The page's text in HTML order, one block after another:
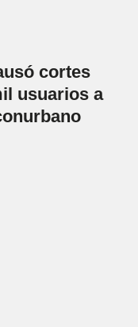
cortes
usuarios a